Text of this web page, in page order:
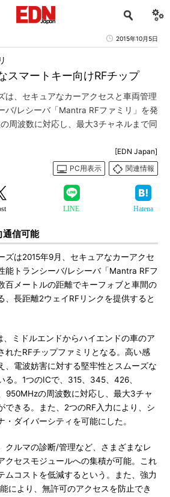
2015年10月5日
スマートキー向けRFチップ
は、セキュアなカーアクセスと車両管理
バ/レシーバ「Mantra RFファミリ」を発
周波数に対応し、最大3チャネルまで同
[EDN Japan]
PC用表示
関連情報
LINE Hatena
通信可能
は2015年9月、セキュアなカーアクセ
能トランシーバ/レシーバ「Mantra RFフ
百メートルの距離でキーフォブと車間の
、長距離2ウェイRFリンクを提供すると
ミドルエンドからハイエンドの車のア
れたRFチップファミリとなる。高い感
、電波妨害に対する堅牢性とスムーズな
る。1つのICで、315、345、426、
950MHzの周波数に対応し、最大3チャ
できる。また、2つのRF入力により、シ
・ダイバーシティを可能にした。
ルマの診断/管理など、さまざまなレ
クセスモジュールへの集積が可能。これ
ムコストを低減するという。また、強力
により、無許可のアクセスを防止でき